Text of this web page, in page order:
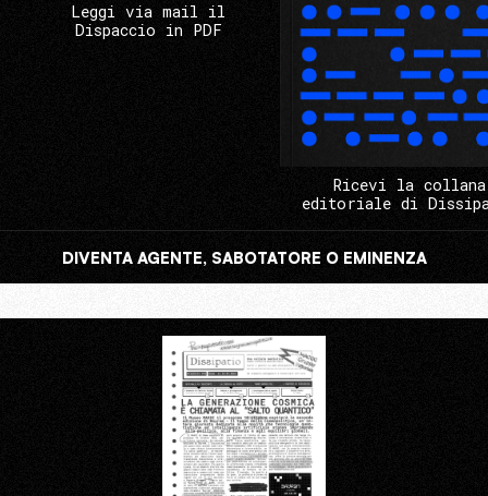
Leggi via mail il
Dispaccio in PDF
Ricevi la collana
editoriale di
DIVENTA AGENTE, SABOTATORE O EMINENZA